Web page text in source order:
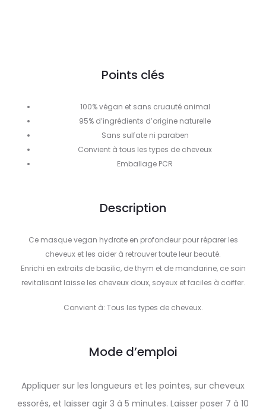
Points clés
100% végan et sans cruauté animal
95% d’ingrédients d’origine naturelle
Sans sulfate ni paraben
Convient à tous les types de cheveux
Emballage PCR
Description
Ce masque vegan hydrate en profondeur pour réparer les
cheveux et les aider à retrouver toute leur beauté.
Enrichi en extraits de basilic, de thym et de mandarine, ce soin
revitalisant laisse les cheveux doux, soyeux et faciles à coiffer.
Convient à: Tous les types de cheveux.
Mode d’emploi
Appliquer sur les longueurs et les pointes, sur cheveux
essorés, et laisser agir 3 à 5 minutes. Laisser poser 7 à 10